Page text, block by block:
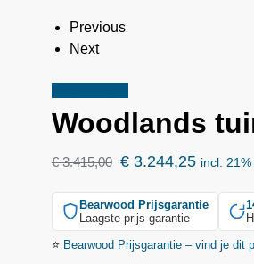
Previous
Next
Woodlands
€3.415,00 €3.244,25 incl.
Bearwood Prijsgarantie
Laagste prijs garantie
⭐ BearwoodPrijsgarantie – vind je dit